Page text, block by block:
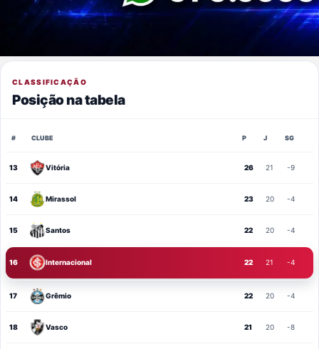
CLASSIFICAÇÃO
Posição na tabela
# CLUBE P J SG
13 Vitória 26 21 -9
14 Mirassol 23 20 -4
15 Santos 22 20 -4
16 Internacional 22 21 -4
17 Grêmio 22 20 -4
18 Vasco 21 20 -8